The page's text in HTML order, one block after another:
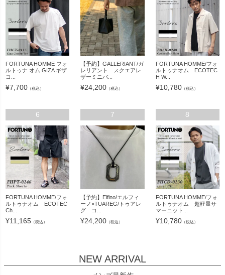
FORTUNA HOMME フォ
ルトゥナ オム GIZA ギザ
コ...
¥7,700 （税込）
【予約】GALLERIANT/ガ
レリアント スクエアレ
ザーミニバ...
¥24,200 （税込）
FORTUNA HOMME/フォ
ルトゥナオム ECOTEC
H W...
¥10,780（税込）
6
FORTUNA HOMME/フォ
ルトゥナオム ECOTEC
Ch...
¥11,165 （税込）
7
【予約】Elfino/エルフィ
ーノ×TUAREG/トゥアレ
グ コ...
¥24,200 （税込）
8
FORTUNA HOMME/フォ
ルトゥナオム 超軽量サ
マーニット...
¥10,780（税込）
NEW ARRIVAL